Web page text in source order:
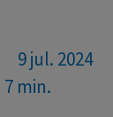
9 jul. 2024
7 min.